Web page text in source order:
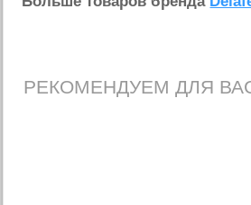
РЕКОМЕНДУЕМ ДЛЯ